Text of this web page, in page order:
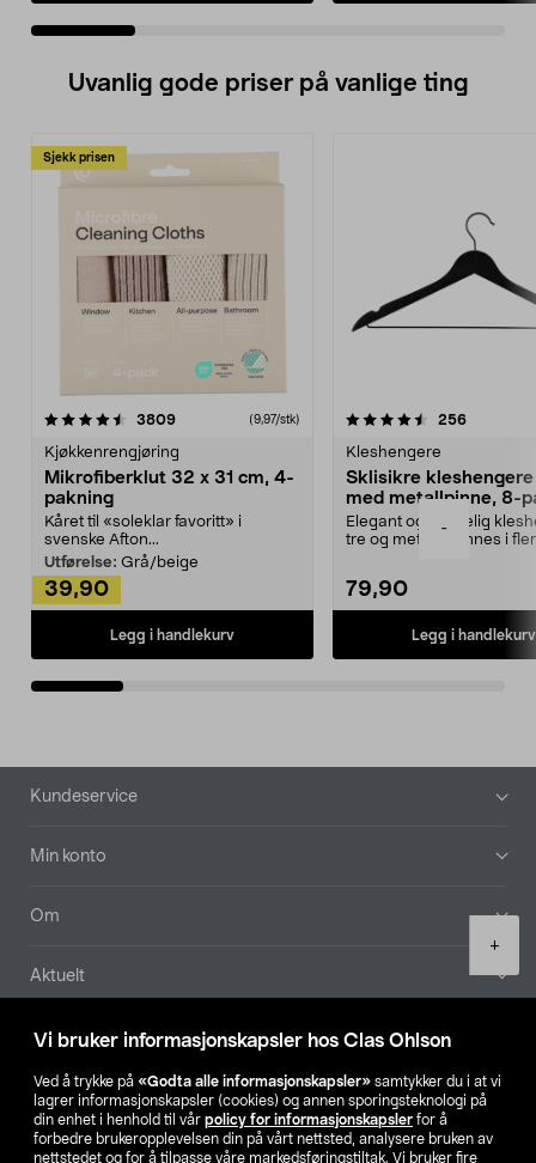
Vi bruker informasjonskapsler hos Clas Ohlson
Ved å trykke på «Godta alle informasjonskapsler» samtykker du i at vi
lagrer informasjonskapsler (cookies) og annen sporingsteknologi på
din enhet i henhold til vår policy for informasjonskapsler for å
forbedre brukeropplevelsen din på vårt nettsted, analysere bruken av
nettstedet og for å tilpasse våre markedsføringstiltak. Vi bruker fire
-
+
Uvanlig gode priser på vanlige ting
Sjekk prisen
3809anmeldelser(9,97/stk)
Kjøkkenrengjøring
Mikrofiberklut 32 x 31 cm, 4-
pakning
Kåret til «soleklar favoritt» i
svenske Afton...
Utførelse: Grå/beige
39,90
Legg i handlekurv
4.5av 5 stjerner 256
Kleshengere
Sklisikre
med metallpinne, 8-
Elegant og skikkelig
tre og metall – finnes i
79,90
Legg i handlekurv
4.5av 5 stjerner
Bunntekst
Kundeservice
Min konto
Om
Aktuelt
Våre selskaper
Finn din butikk
SE NO FI